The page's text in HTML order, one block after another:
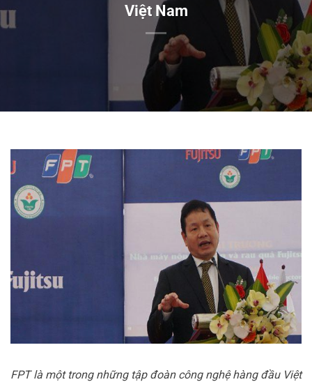
Việt Nam
FPT là một trong những tập đoàn công nghệ hàng đầu Việt